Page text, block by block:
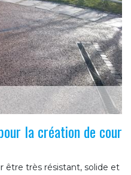
la création de cour
être très résistant, solide et